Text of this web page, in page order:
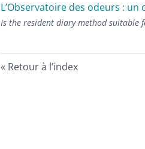
L’Observatoire des odeurs :
Is the resident diary method suitable
Retour à l’index